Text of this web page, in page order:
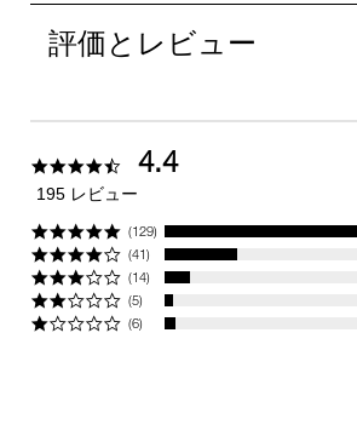
評価とレビュー
4.44.4
195 レビュー
(129)
(41)
(14)
(5)
(6)